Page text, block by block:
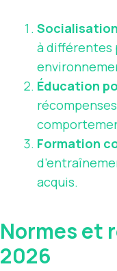
à différentes
Éducation
Formation
acquis.
Normes et
2026